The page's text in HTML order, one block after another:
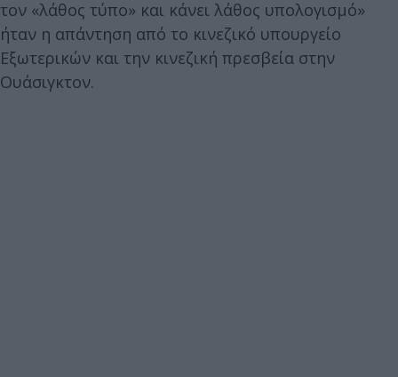
τον «λάθος τύπο» και κάνει λάθος υπολογισμό»
ήταν η απάντηση από το κινεζικό υπουργείο
Εξωτερικών και την κινεζική πρεσβεία στην
Ουάσιγκτον.